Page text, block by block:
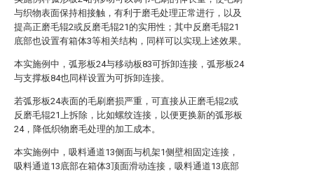
与织物表面保持相接触，有利于磨毛处理正常进行，以及
提高正磨毛辊2或反磨毛辊21的实用性；其中反磨毛辊21
底部也设置有箱体3等相关结构，同样可以实现上述效果。
本实施例中，弧形板24与移动板83可拆卸连接，弧形板24
与支撑板84也同样设置为可拆卸连接。
若弧形板24表面的毛刷磨损严重，可直接从正磨毛辊2或
反磨毛辊21上拆除，比如螺纹连接，以便更换新的弧形板
24，降低织物磨毛处理的加工成本。
本实施例中，吸料通道13侧面与机架1侧壁相固定连接，
吸料通道13底部在箱体3顶面滑动连接，吸料通道13底部